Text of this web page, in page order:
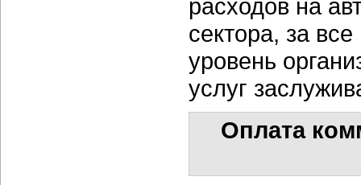
расходов на
сектора, за
уровень
услуг
Оплата